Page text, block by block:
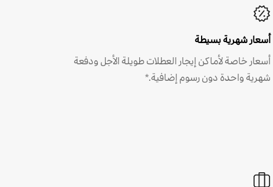
أسعار شهرية بسيطة
أسعار خاصة لأماكن إيجار العطلات طويلة الأجل ودفعة
شهرية واحدة دون رسوم إضافية.*